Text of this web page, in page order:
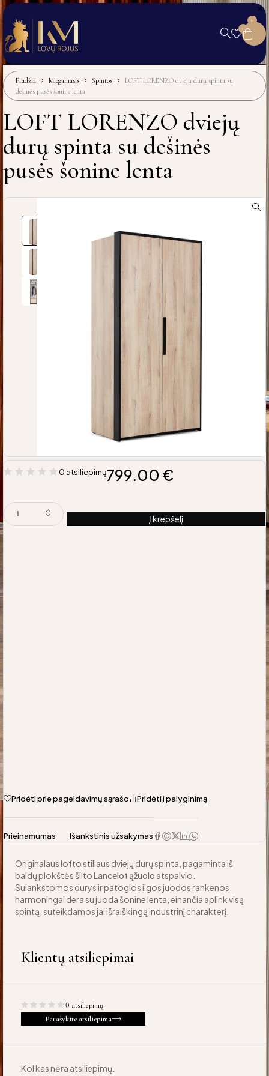
0
0
Pradžia Miegamasis Spintos
LOFT LORENZO dviejų durų spinta su
dešinės pusės šonine lenta
LOFT LORENZO dviejų
durų spinta su dešinės
pusės šonine lenta
0 atsiliepimų799.00 €
Į krepšelį
Pridėti prie pageidavimų sąrašo Pridėti į palyginimą
Prieinamumas Išankstinis užsakymas
Originalaus lofto stiliaus dviejų durų spinta, pagaminta iš
baldų plokštės šiltoLancelot ąžuolo atspalvio.
Sulankstomos durys ir patogios ilgos juodos rankenos
harmoningai dera su juoda šonine lenta, einančia aplink visą
spintą, suteikdamos jai išraiškingą industrinį charakterį.
Klientų atsiliepimai
0 atsiliepimų
Parašykite atsiliepima
Kol kas nėra atsiliepimų.